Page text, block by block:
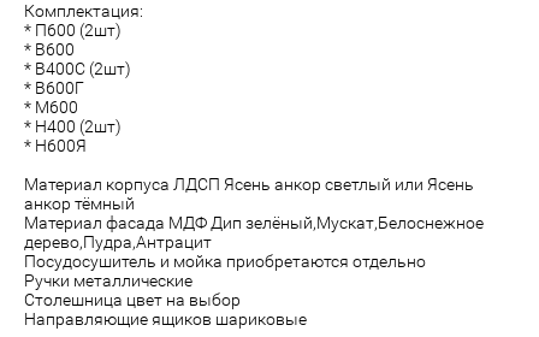
Комплектация:
* П600 (2шт)
* В600
* В400С (2шт)
* В600Г
* М600
* Н400 (2шт)
* Н600Я
Материал корпуса ЛДСП Ясень анкор светлый или Ясень
анкор тёмный
Материал фасада МДФ Дип зелёный,Мускат,Белоснежное
дерево,Пудра,Антрацит
Посудосушитель и мойка приобретаются отдельно
Ручки металлические
Столешница цвет на выбор
Направляющие ящиков шариковые